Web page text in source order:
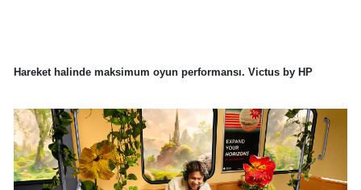
Hareket halinde maksimum oyun performansı. Victus by HP